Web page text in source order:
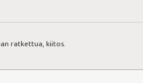
ratkettua, kiitos.